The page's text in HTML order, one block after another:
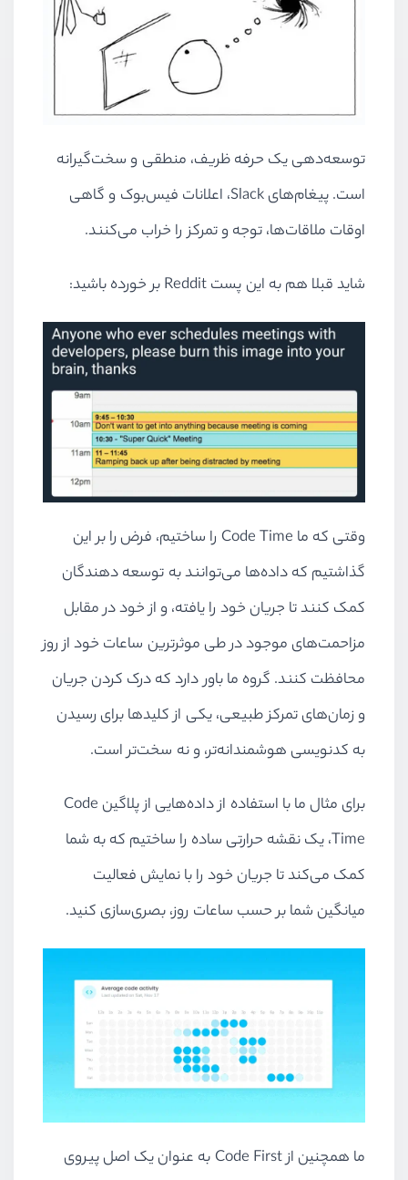
توسعه‌دهی یک حرفه ظریف، منطقی و سخت‌گیرانه
است. پیغام‌های Slack، اعلانات فیس‌بوک و گاهی
اوقات ملاقات‌ها، توجه و تمرکز را خراب می‌کنند.
شاید قبلا هم به این پست Reddit بر خورده باشید:
وقتی که ما Code Time‌ را ساختیم، فرض را بر این
گذاشتیم که داده‌ها می‌توانند به توسعه دهندگان
کمک کنند تا جریان خود را یافته، و از خود در مقابل
مزاحمت‌های موجود در طی موثرترین ساعات خود از روز
محافظت کنند. گروه ما باور دارد که درک کردن جریان
و زمان‌های تمرکز طبیعی، یکی از کلیدها برای رسیدن
به کدنویسی هوشمندانه‌تر،‌ و نه سخت‌تر است.
برای مثال ما با استفاده از داده‌هایی از پلاگین Code
Time، یک نقشه حرارتی ساده را ساختیم که به شما
کمک می‌کند تا جریان خود را با نمایش فعالیت
میانگین شما بر حسب ساعات روز، بصری‌سازی کنید.
ما همچنین از Code First به عنوان یک اصل پیروی